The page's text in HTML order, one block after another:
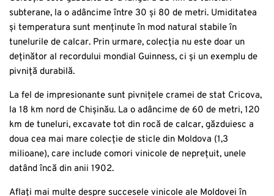
subterane, la o adâncime între 30 și 80 de metri. Umiditatea
și temperatura sunt menținute în mod natural stabile în
tunelurile de calcar. Prin urmare, colecția nu este doar un
deținător al recordului mondial Guinness, ci și un exemplu de
pivniță durabilă.
La fel de impresionante sunt pivnițele cramei de stat Cricova,
la 18 km nord de Chișinău. La o adâncime de 60 de metri, 120
km de tuneluri, excavate tot din rocă de calcar, găzduiesc a
doua cea mai mare colecție de sticle din Moldova (1,3
milioane), care include comori vinicole de neprețuit, unele
datând încă din anii 1902.
Aflați mai multe despre succesele vinicole ale Moldovei în